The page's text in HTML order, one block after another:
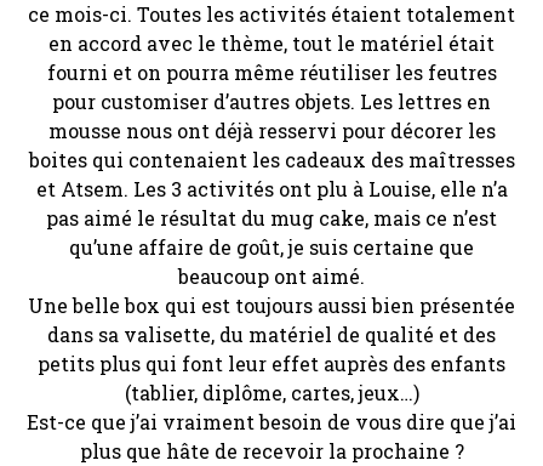
ce mois-ci. Toutes les activités étaient totalement
en accord avec le thème, tout le matériel était
fourni et on pourra même réutiliser les feutres
pour customiser d’autres objets. Les lettres en
mousse nous ont déjà resservi pour décorer les
boites qui contenaient les cadeaux des maîtresses
et Atsem. Les 3 activités ont plu à Louise, elle n’a
pas aimé le résultat du mug cake, mais ce n’est
qu’une affaire de goût, je suis certaine que
beaucoup ont aimé.
Une belle box qui est toujours aussi bien présentée
dans sa valisette, du matériel de qualité et des
petits plus qui font leur effet auprès des enfants
(tablier, diplôme, cartes, jeux…)
Est-ce que j’ai vraiment besoin de vous dire que j’ai
plus que hâte de recevoir la prochaine ?